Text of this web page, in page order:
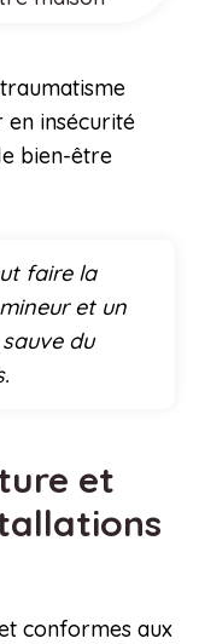
en insécurité
bien-être
faire la
et un
du
et
conformes aux